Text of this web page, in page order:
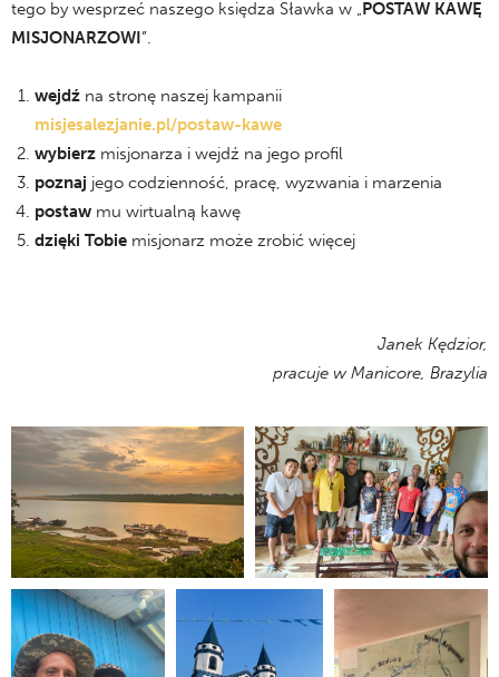
tego by wesprzeć naszego księdza Sławka w „POSTAW KAWĘ
MISJONARZOWI”.
wejdź na stronę naszej kampanii
misjesalezjanie.pl/postaw-kawe
wybierz misjonarza i wejdź na jego profil
poznaj jego codzienność, pracę, wyzwania i marzenia
postaw mu wirtualną kawę
dzięki Tobie misjonarz może zrobić więcej
Janek Kędzior,
pracuje w Manicore, Brazylia